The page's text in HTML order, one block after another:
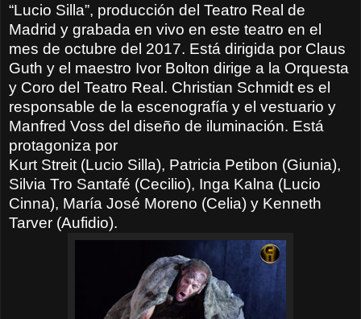
“Lucio Silla”, producción del Teatro Real de
Madrid y grabada en vivo en este teatro en el
mes de octubre del 2017. Está dirigida por Claus
Guth y el maestro Ivor Bolton dirige a la Orquesta
y Coro del Teatro Real. Christian Schmidt es el
responsable de la escenografía y el vestuario y
Manfred Voss del diseño de iluminación. Está
protagoniza por
Kurt Streit (Lucio Silla), Patricia Petibon (Giunia),
Silvia Tro Santafé (Cecilio), Inga Kalna (Lucio
Cinna), María José Moreno (Celia) y Kenneth
Tarver (Aufidio).